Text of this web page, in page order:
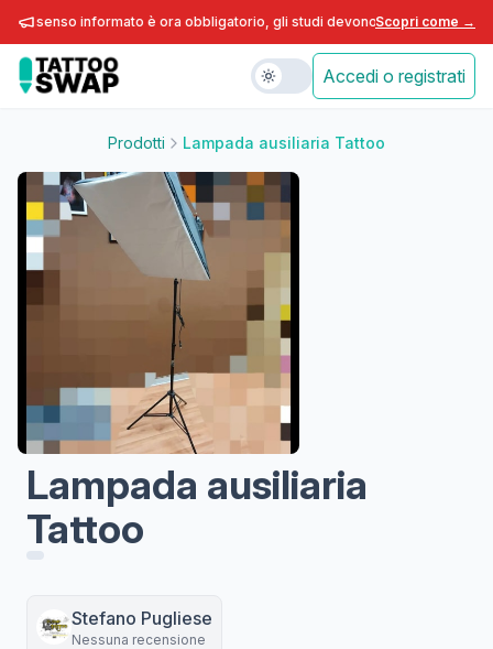
informato è ora obbligatorio, gli studi devono adeguarsi entro
Scopri come →
Accedi o registrati
Prodotti Lampada ausiliaria Tattoo
Lampada ausiliaria
Tattoo
Stefano Pugliese
Nessuna recensione